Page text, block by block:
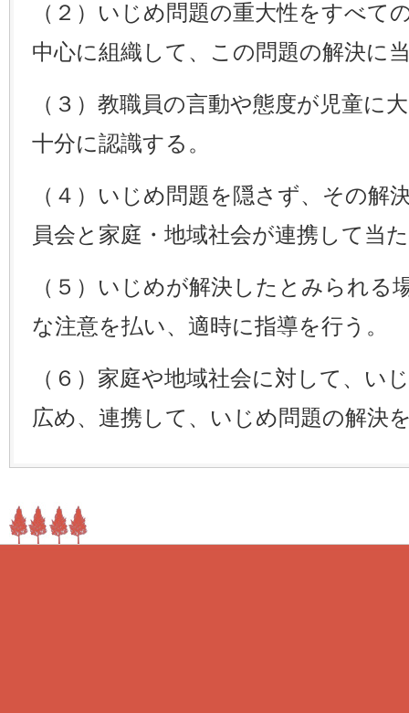
（２）いじめ問題の重大性をすべて
中心に組織して、この問題の解決に
（３）教職員の言動や態度が児童に
十分に認識する。
（４）いじめ問題を隠さず、その解
員会と家庭・地域社会が連携して当
（５）いじめが解決したとみられる
な注意を払い、適時に指導を行う。
（６）家庭や地域社会に対して、い
広め、連携して、いじめ問題の解決